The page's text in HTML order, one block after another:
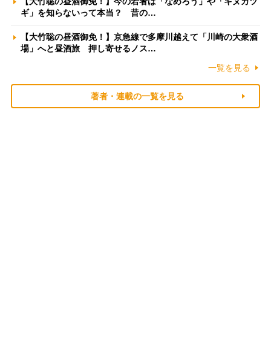
ギ」を知らないって本当？ 昔の…
【大竹聡の昼酒御免！】京急線で多摩川越えて「川崎の大衆酒
場」へと昼酒旅 押し寄せるノス…
一覧を見る
著者・連載の一覧を見る